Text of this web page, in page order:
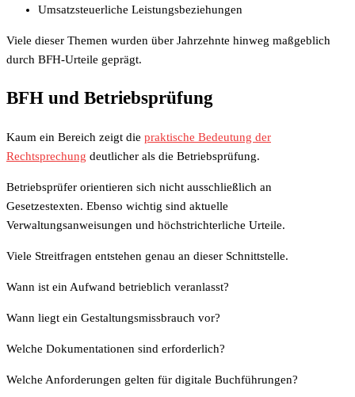
Umsatzsteuerliche Leistungsbeziehungen
Viele dieser Themen wurden über Jahrzehnte hinweg maßgeblich
durch BFH-Urteile geprägt.
BFH und Betriebsprüfung
Kaum ein Bereich zeigt die praktische Bedeutung der
Rechtsprechung deutlicher als die Betriebsprüfung.
Betriebsprüfer orientieren sich nicht ausschließlich an
Gesetzestexten. Ebenso wichtig sind aktuelle
Verwaltungsanweisungen und höchstrichterliche Urteile.
Viele Streitfragen entstehen genau an dieser Schnittstelle.
Wann ist ein Aufwand betrieblich veranlasst?
Wann liegt ein Gestaltungsmissbrauch vor?
Welche Dokumentationen sind erforderlich?
Welche Anforderungen gelten für digitale Buchführungen?